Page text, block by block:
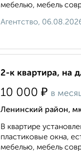
мебелью, мебель
Агентство,
2-к квартира, на
10 000 ₽ в
Ленинский район,
В квартире
пластиковые окна,
мебелью, мебель